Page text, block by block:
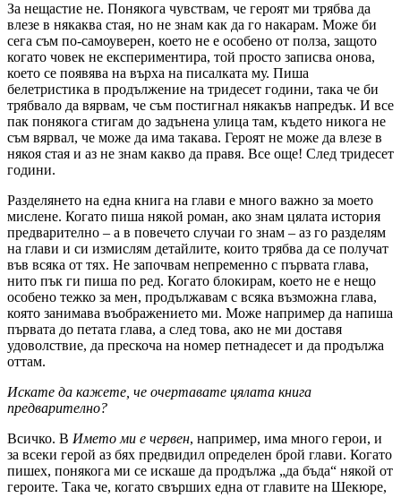
За нещастие не. Понякога чувствам, че героят ми трябва да
влезе в някаква стая, но не знам как да го накарам. Може би
сега съм по-самоуверен, което не е особено от полза, защото
когато човек не експериментира, той просто записва онова,
което се появява на върха на писалката му. Пиша
белетристика в продължение на тридесет години, така че би
трябвало да вярвам, че съм постигнал някакъв напредък. И все
пак понякога стигам до задънена улица там, където никога не
съм вярвал, че може да има такава. Героят не може да влезе в
някоя стая и аз не знам какво да правя. Все още! След тридесет
години.
Разделянето на една книга на глави е много важно за моето
мислене. Когато пиша някой роман, ако знам цялата история
предварително – а в повечето случаи го знам – аз го разделям
на глави и си измислям детайлите, които трябва да се получат
във всяка от тях. Не започвам непременно с първата глава,
нито пък ги пиша по ред. Когато блокирам, което не е нещо
особено тежко за мен, продължавам с всяка възможна глава,
която занимава въображението ми. Може например да напиша
първата до петата глава, а след това, ако не ми доставя
удоволствие, да прескоча на номер петнадесет и да продължа
оттам.
Искате да кажете, че очертавате цялата книга
предварително?
Всичко. В Името ми е червен, например, има много герои, и
за всеки герой аз бях предвидил определен брой глави. Когато
пишех, понякога ми се искаше да продължа „да бъда“ някой от
героите. Така че, когато свърших една от главите на Шекюре,